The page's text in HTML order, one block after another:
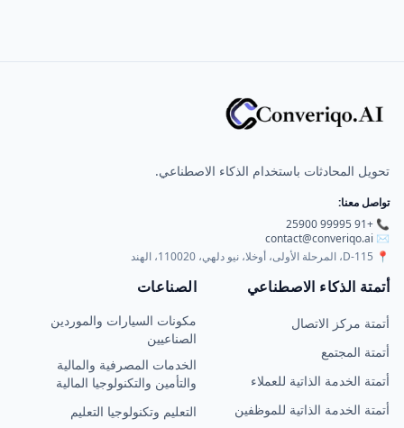
تحويل المحادثات باستخدام الذكاء الاصطناعي.
تواصل معنا:
📞 +91 99995 25900
✉️
contact@converiqo.ai
📍 D-115، المرحلة الأولى، أوخلا، نيو دلهي، 110020، الهند
أتمتة الذكاء الاصطناعي
أتمتة مركز الاتصال
أتمتة المجتمع
أتمتة الخدمة الذاتية للعملاء
أتمتة الخدمة الذاتية للموظفين
الصناعات
مكونات السيارات والموردين
الصناعيين
الخدمات المصرفية والمالية
والتأمين والتكنولوجيا المالية
التعليم وتكنولوجيا التعليم